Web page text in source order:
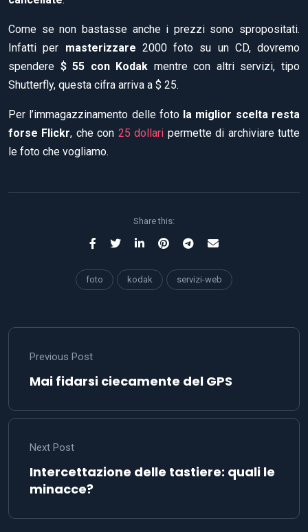
Come se non bastasse anche i prezzi sono spropositati.
Infatti per masterizzare 2000 foto su un CD, dovremo
spendere $ 55 con Kodak mentre con altri servizi, tipo
Shutterfly, questa cifra arriva a $ 25.
Per l’immagazzinamento delle foto la miglior scelta resta
forse Flickr, che con 25 dollari permette di archiviare tutte
le foto che vogliamo.
Share this:
foto kodak servizi-web
Previous Post
Mai fidarsi ciecamente del GPS
Next Post
Intercettazione delle tastiere: quali le
minacce?